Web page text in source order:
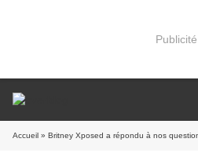
Publicité
Accueil » Britney Xposed a répondu à nos questions